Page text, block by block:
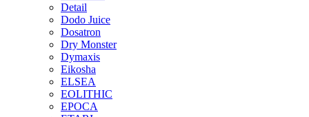
Detail
Dodo Juice
Dosatron
Dry Monster
Dymaxis
Eikosha
ELSEA
EOLITHIC
EPOCA